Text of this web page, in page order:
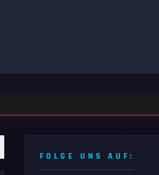
FOLGE UNS AUF: